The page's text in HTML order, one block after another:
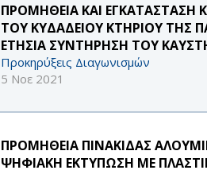
ΠΡΟΜΗΘΕΙΑ ΚΑΙ
ΤΟΥ ΚΥΔΑΔΕΙΟΥ ΚΤΗΡΙΟΥ
ΕΤΗΣΙΑ ΣΥΝΤΗΡΗΣΗ ΤΟΥ
Προκηρύξεις Διαγωνισμών
5 Νοε 2021
ΠΡΟΜΗΘΕΙΑ ΠΙΝΑΚΙΔΑΣ
ΨΗΦΙΑΚΗ ΕΚΤΥΠΩΣΗ ΜΕ